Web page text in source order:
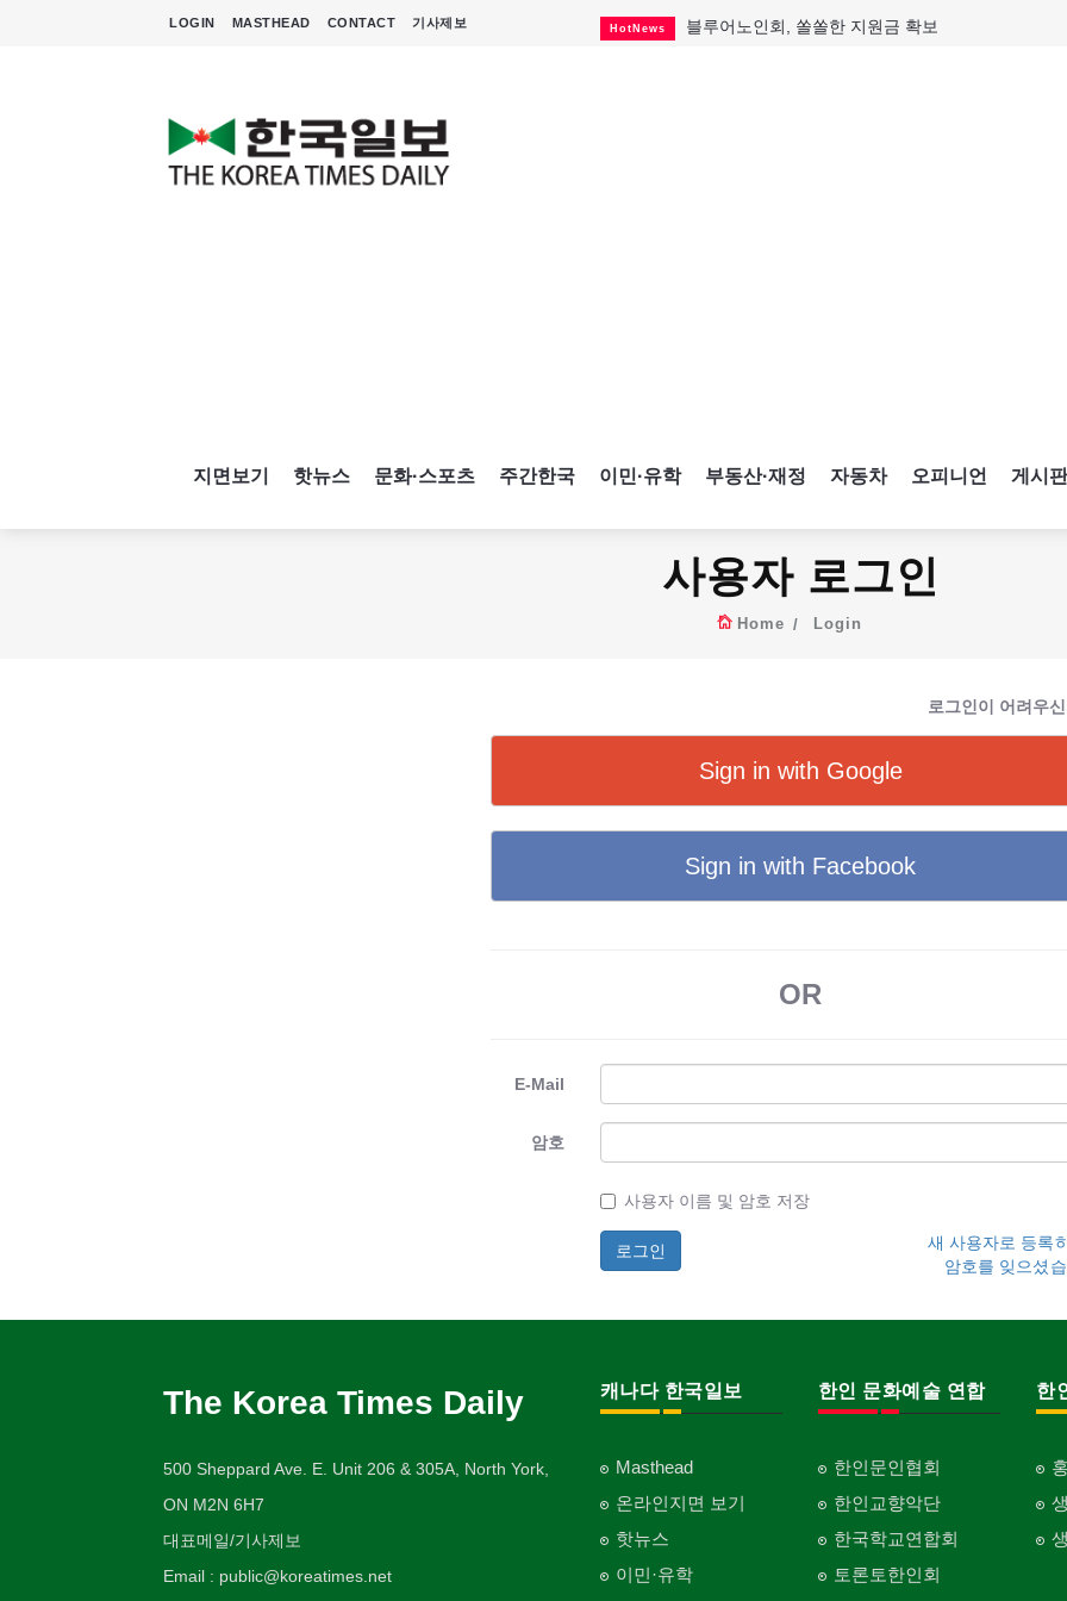
LOGIN MASTHEAD CONTACT 기사제보 HotNews 블루어노인회, 쏠쏠한 지원금 확보
지면보기 핫뉴스 문화·스포츠 주간한국 이민·유학 부동산·재정 자동차 오피니언 게시판
사용자 로그인
Home Login
로그인이 어려우
Sign in with Google
Sign in with Facebook
OR
E-Mail
암호
사용자 이름 및 암호 저장
새 사용자로 등록
암호를 잊으셨
The Korea Times Daily
500 Sheppard Ave. E. Unit 206 & 305A, North York,
ON M2N 6H7
대표메일/기사제보
Email : public@koreatimes.net
캐나다 한국일보
Masthead
온라인지면 보기
핫뉴스
이민·유학
한인 문화예술 연합
한인문인협회
한인교향악단
한국학교연합회
토론토한인회
한